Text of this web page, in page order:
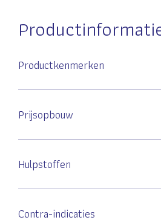
Productkenmerken
Prijsopbouw
Hulpstoffen
Contra-indicaties